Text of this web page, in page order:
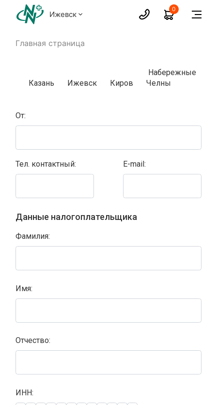
Ижевск
0
Главная страница
Казань Ижевск Киров
Набережные
Челны
От:
Тел. контактный: E-mail:
Данные налогоплательщика
Фамилия:
Имя:
Отчество:
ИНН: